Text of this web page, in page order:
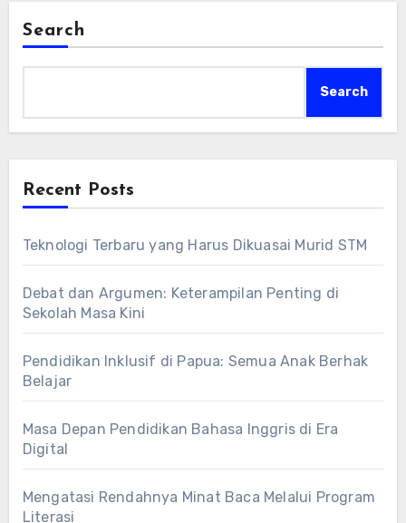
Search
Search
Recent Posts
Teknologi Terbaru yang Harus Dikuasai Murid STM
Debat dan Argumen: Keterampilan Penting di
Sekolah Masa Kini
Pendidikan Inklusif di Papua: Semua Anak Berhak
Belajar
Masa Depan Pendidikan Bahasa Inggris di Era
Digital
Mengatasi Rendahnya Minat Baca Melalui Program
Literasi